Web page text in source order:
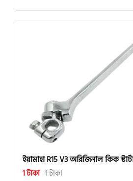
ইয়ামাহা R15 V3 অরিজিনাল কিক
1 টাকা 1 টাকা